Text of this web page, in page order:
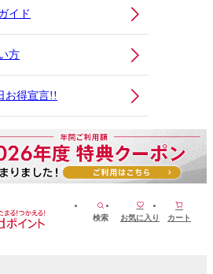
イド
方
お得宣言!!
検索 お気に入り カート